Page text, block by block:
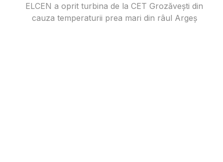
ELCEN a oprit turbina de la CET Grozăvești din
cauza temperaturii prea mari din râul Argeș